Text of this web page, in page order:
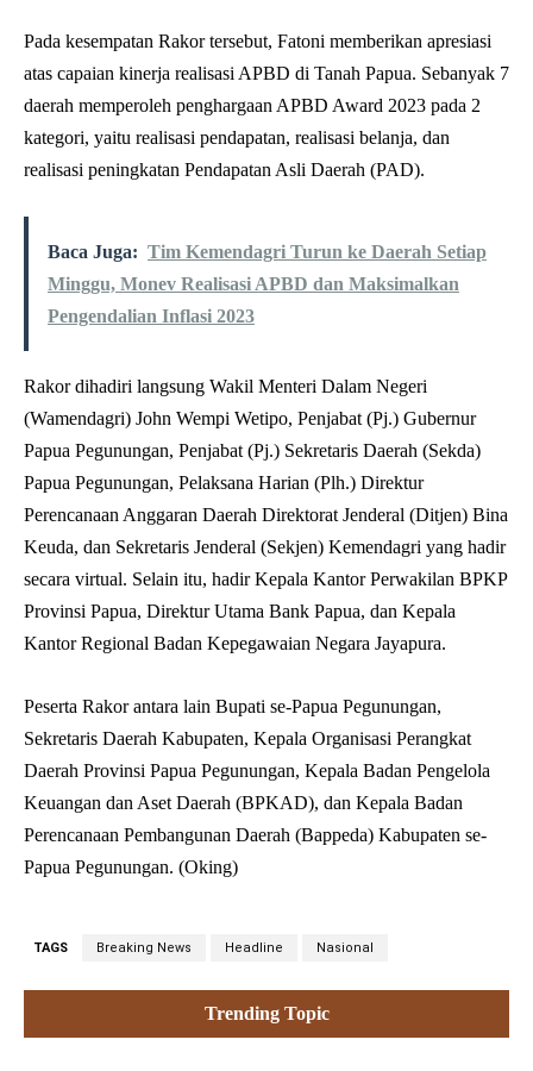
Pada kesempatan Rakor tersebut, Fatoni memberikan apresiasi
atas capaian kinerja realisasi APBD di Tanah Papua. Sebanyak 7
daerah memperoleh penghargaan APBD Award 2023 pada 2
kategori, yaitu realisasi pendapatan, realisasi belanja, dan
realisasi peningkatan Pendapatan Asli Daerah (PAD).
Baca Juga: Tim Kemendagri Turun ke Daerah Setiap
Minggu, Monev Realisasi APBD dan Maksimalkan
Pengendalian Inflasi 2023
Rakor dihadiri langsung Wakil Menteri Dalam Negeri
(Wamendagri) John Wempi Wetipo, Penjabat (Pj.) Gubernur
Papua Pegunungan, Penjabat (Pj.) Sekretaris Daerah (Sekda)
Papua Pegunungan, Pelaksana Harian (Plh.) Direktur
Perencanaan Anggaran Daerah Direktorat Jenderal (Ditjen) Bina
Keuda, dan Sekretaris Jenderal (Sekjen) Kemendagri yang hadir
secara virtual. Selain itu, hadir Kepala Kantor Perwakilan BPKP
Provinsi Papua, Direktur Utama Bank Papua, dan Kepala
Kantor Regional Badan Kepegawaian Negara Jayapura.
Peserta Rakor antara lain Bupati se-Papua Pegunungan,
Sekretaris Daerah Kabupaten, Kepala Organisasi Perangkat
Daerah Provinsi Papua Pegunungan, Kepala Badan Pengelola
Keuangan dan Aset Daerah (BPKAD), dan Kepala Badan
Perencanaan Pembangunan Daerah (Bappeda) Kabupaten se-
Papua Pegunungan. (Oking)
TAGS Breaking News Headline Nasional
Trending Topic